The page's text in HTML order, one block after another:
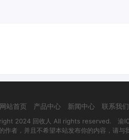
网站首页 产品中心 新闻中心 联系我们
2024 回收人 All rights reserved. 渝
作者，并且不希望本站发布你的内容，请